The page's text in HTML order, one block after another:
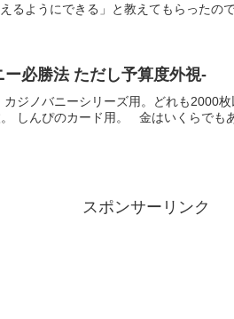
るようにできる」と教えてもらったの
ー必勝法 ただし予算度外視-
ジノバニーシリーズ用。どれも2000
しんぴのカード用。 金はいくらでも
スポンサーリンク